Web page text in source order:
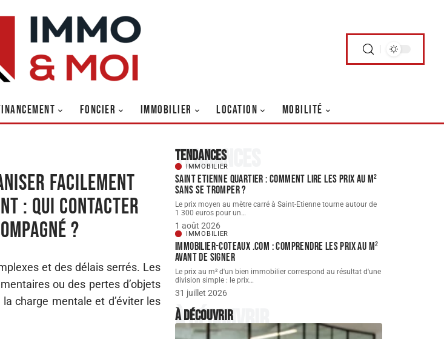
FONCIER IMMOBILIER LOCATION MOBILITÉ
facilement
: qui contacter
?
et des délais serrés. Les
ou des pertes d’objets
charge mentale et d’éviter les
Tendances
Tendances
IMMOBILIER
Saint Etienne quartier : comment lire les prix au m²
sans se tromper ?
Le prix moyen au mètre carré à Saint-Etienne tourne autour de
1 300 euros pour un…
1 août 2026
IMMOBILIER
Immobilier-coteaux .com : comprendre les prix au m²
avant de signer
Le prix au m² d'un bien immobilier correspond au résultat d'une
division simple : le prix…
31 juillet 2026
À découvrir
À découvrir